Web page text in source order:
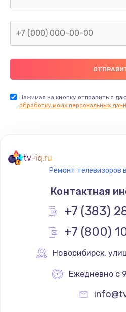
800
400
Не реагирует
Не сопряжается с
Помехи и
1400
Нажимая на кнопку отправить я
обработку моих персональных
tv-iq.ru
Ремонт телевизоров
Контактная
+7 (383)
+7 (800)
Новосибирск,
Ежедневно с